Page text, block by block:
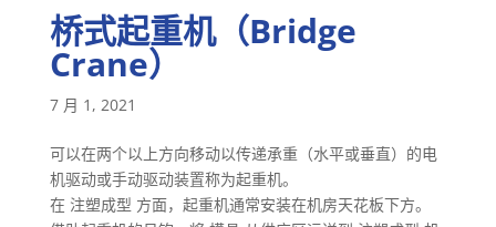
桥式起重机（Bridge
Crane）
7 月 1, 2021
可以在两个以上方向移动以传递承重（水平或垂直）的电
机驱动或手动驱动装置称为起重机。
在 注塑成型 方面，起重机通常安装在机房天花板下方。